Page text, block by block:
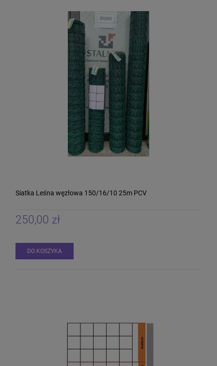
Siatka Leśna węzłowa 150/16/10 25m PCV
250,00 zł
DO KOSZYKA